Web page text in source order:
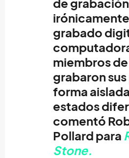
de
grabado
miembros
grabaron
forma
estados
comentó
Pollard para
Stone.